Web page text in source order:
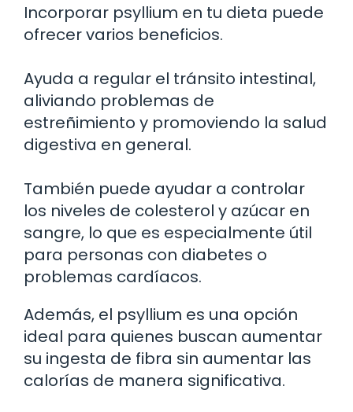
Incorporar psyllium en tu dieta puede
ofrecer varios beneficios.
Ayuda a regular el tránsito intestinal,
aliviando problemas de
estreñimiento y promoviendo la salud
digestiva en general.
También puede ayudar a controlar
los niveles de colesterol y azúcar en
sangre, lo que es especialmente útil
para personas con diabetes o
problemas cardíacos.
Además, el psyllium es una opción
ideal para quienes buscan aumentar
su ingesta de fibra sin aumentar las
calorías de manera significativa.